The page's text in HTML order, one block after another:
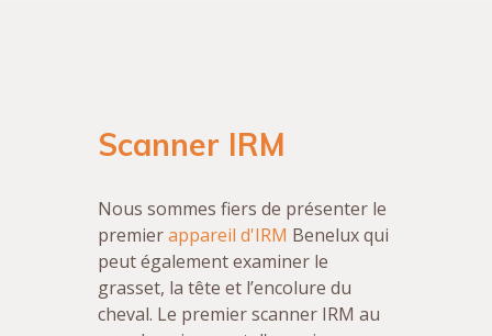
Scanner IRM
Nous sommes fiers de présenter le
premierappareil d'IRM Benelux qui
peut également examiner le
grasset, la tête et l’encolure du
cheval. Le premier scanner IRM au